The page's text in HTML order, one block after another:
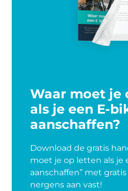
Waar moet je
als je een E-
aanschaffen?
Download de gratis
moet je op letten als je
aanschaffen” met gratis
nergens aan vast!